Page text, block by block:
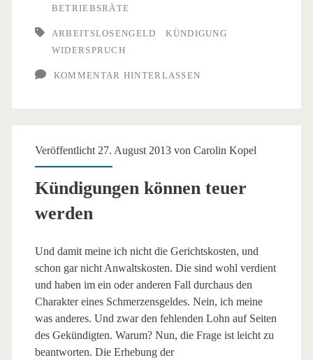
BETRIEBSRÄTE
ARBEITSLOSENGELD
KÜNDIGUNG
WIDERSPRUCH
KOMMENTAR HINTERLASSEN
Veröffentlicht 27. August 2013 von Carolin Kopel
Kündigungen können teuer
werden
Und damit meine ich nicht die Gerichtskosten, und
schon gar nicht Anwaltskosten. Die sind wohl verdient
und haben im ein oder anderen Fall durchaus den
Charakter eines Schmerzensgeldes. Nein, ich meine
was anderes. Und zwar den fehlenden Lohn auf Seiten
des Gekündigten. Warum? Nun, die Frage ist leicht zu
beantworten. Die Erhebung der